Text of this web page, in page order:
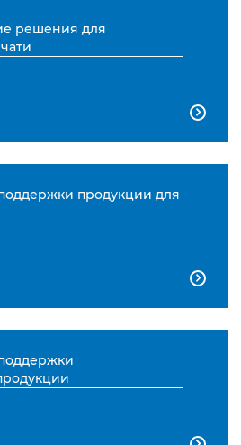
решения для

продукции для
